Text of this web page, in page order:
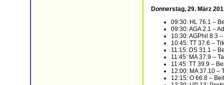
Donnerstag, 29. März
09:30: HL 76.1 –
09:30: AGA 2.1 –
10:30: AGPhil 8.3
10:45: TT 37.6 –
11:15: DS 31.1 –
11:45: MA 37.9 –
11:45: TT 39.9 –
12:00: MA 37.10 –
12:15: O 66.8 –